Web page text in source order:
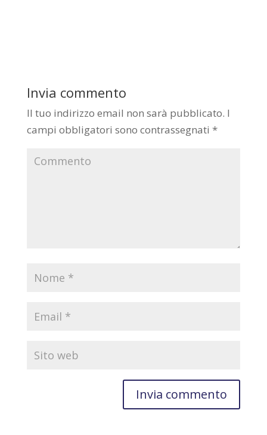
Invia commento
Il tuo indirizzo email non sarà pubblicato. I
campi obbligatori sono contrassegnati *